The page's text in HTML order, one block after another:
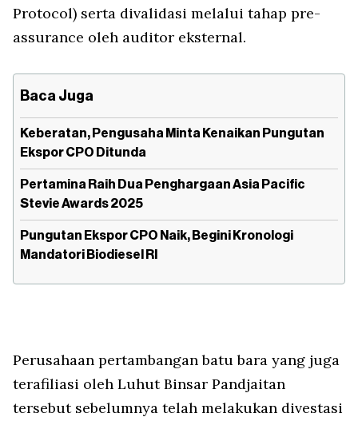
Protocol) serta divalidasi melalui tahap pre-
assurance oleh auditor eksternal.
Baca Juga
Keberatan, Pengusaha Minta Kenaikan Pungutan
Ekspor CPO Ditunda
Pertamina Raih Dua Penghargaan Asia Pacific
Stevie Awards 2025
Pungutan Ekspor CPO Naik, Begini Kronologi
Mandatori Biodiesel RI
Perusahaan pertambangan batu bara yang juga
terafiliasi oleh Luhut Binsar Pandjaitan
tersebut sebelumnya telah melakukan divestasi